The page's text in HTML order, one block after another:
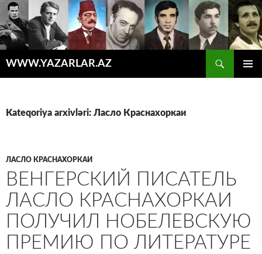
WWW.YAZARLAR.AZ
Kateqoriya arxivləri: Ласло Краснахоркаи
ЛАСЛО КРАСНАХОРКАИ
ВЕНГЕРСКИЙ ПИСАТЕЛЬ
ЛАСЛО КРАСНАХОРКАИ
ПОЛУЧИЛ НОБЕЛЕВСКУЮ
ПРЕМИЮ ПО ЛИТЕРАТУРЕ